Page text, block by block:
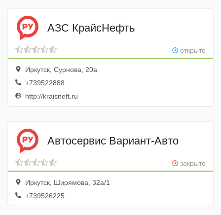
АЗС КрайсНефть
открыто
Иркутск, Сурнова, 20а
+739522888...
http://kraisneft.ru
Автосервис Вариант-Авто
закрыто
Иркутск, Ширямова, 32а/1
+739526225...